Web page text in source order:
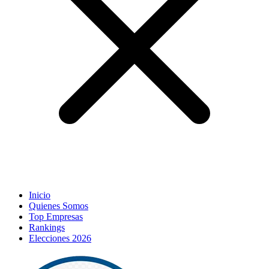
Inicio
Quienes Somos
Top Empresas
Rankings
Elecciones 2026